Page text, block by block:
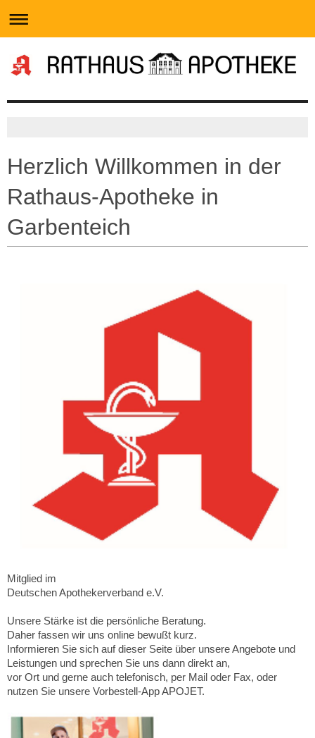
Herzlich Willkommen in der
Rathaus-Apotheke in
Garbenteich
Mitglied im
Deutschen Apothekerverband e.V.
Unsere Stärke ist die persönliche Beratung.
Daher fassen wir uns online bewußt kurz.
Informieren Sie sich auf dieser Seite über unsere Angebote und
Leistungen und sprechen Sie uns dann direkt an,
vor Ort und gerne auch telefonisch, per Mail oder Fax, oder
nutzen Sie unsere Vorbestell-App APOJET.